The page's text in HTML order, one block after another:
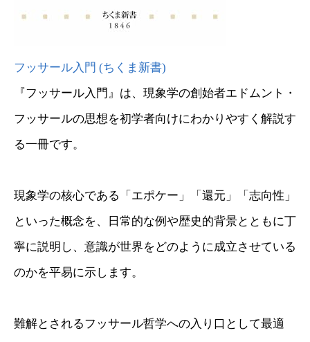
フッサール入門 (ちくま新書)
『フッサール入門』は、現象学の創始者エドムント・
フッサールの思想を初学者向けにわかりやすく解説す
る一冊です。
現象学の核心である「エポケー」「還元」「志向性」
といった概念を、日常的な例や歴史的背景とともに丁
寧に説明し、意識が世界をどのように成立させている
のかを平易に示します。
難解とされるフッサール哲学への入り口として最適